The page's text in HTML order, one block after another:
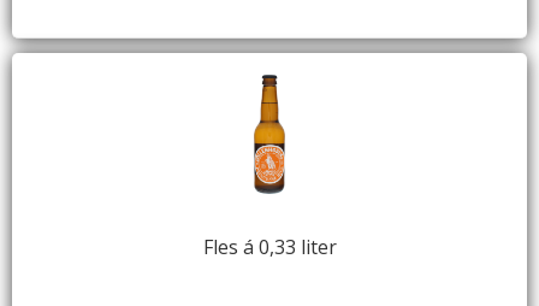
Fles á 0,33 liter